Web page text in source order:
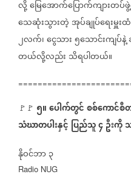
လို့မြေအောက်ပြောက်ကျားတ
သေဆုံးသွားတဲ့အုပ်ချုပ်ရေးမှူး
၂လက်၊ငွေသား၅သောင်းကျပ်နဲ့
တယ်လို့လည်း သိရပါတယ်။
🚩🚩 ၅။ပေါက်တွင်စစ်ကောင်
သံဃာတပါးနှင့် ပြည်သူ၄ဦးကို
နိုဝင်ဘာ၃
Radio NUG